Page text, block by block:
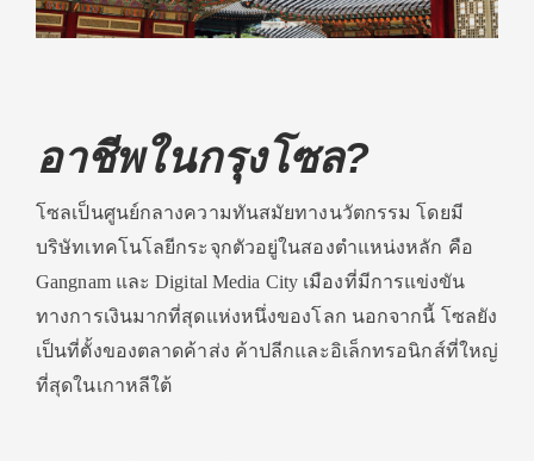
อาชีพในกรุงโซล?
โซลเป็นศูนย์กลางความทันสมัยทางนวัตกรรม โดยมี
บริษัทเทคโนโลยีกระจุกตัวอยู่ในสองตำแหน่งหลัก คือ
Gangnam และ Digital Media City เมืองที่มีการแข่งขัน
ทางการเงินมากที่สุดแห่งหนึ่งของโลก นอกจากนี้ โซลยัง
เป็นที่ตั้งของตลาดค้าส่ง ค้าปลีกและอิเล็กทรอนิกส์ที่ใหญ่
ที่สุดในเกาหลีใต้